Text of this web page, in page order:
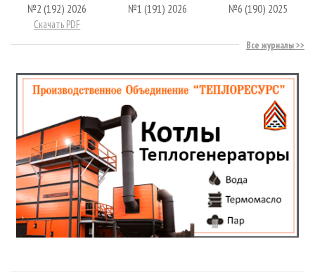
№2 (192) 2026
Скачать PDF
№1 (191) 2026 №6 (190) 2025
Все журналы